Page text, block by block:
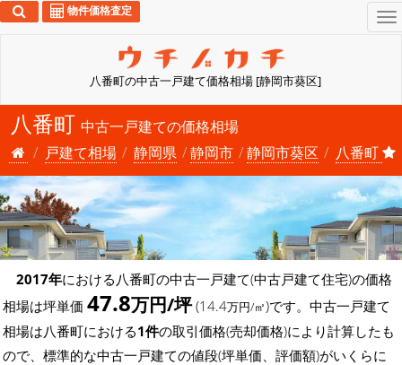
八番町の中古一戸建て価格相場 [静岡市葵区]
物件価格査定
八番町 中古一戸建ての価格相場
戸建て相場
静岡県 静岡市 静岡市葵区 八番町
2017年における八番町の中古一戸建て(中古戸建て住宅)の価格
相場は坪単価 47.8万円/坪(14.4万円/㎡)です。中古一戸建て
相場は八番町における1件の取引価格(売却価格)により計算したも
ので、標準的な中古一戸建ての値段(坪単価、評価額)がいくらに